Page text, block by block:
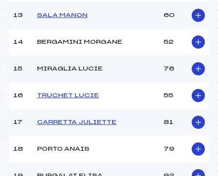
Ouvreurs B :
Ouvreurs D :
Température arrivée :
5
U16
13 SALA MANON 60
14 BERGAMINI MORGANE 52
15 MIRAGLIA LUCIE 76
16 TRUCHET LUCIE 55
17 CARRETTA JULIETTE 81
18 PORTO ANAIS 79